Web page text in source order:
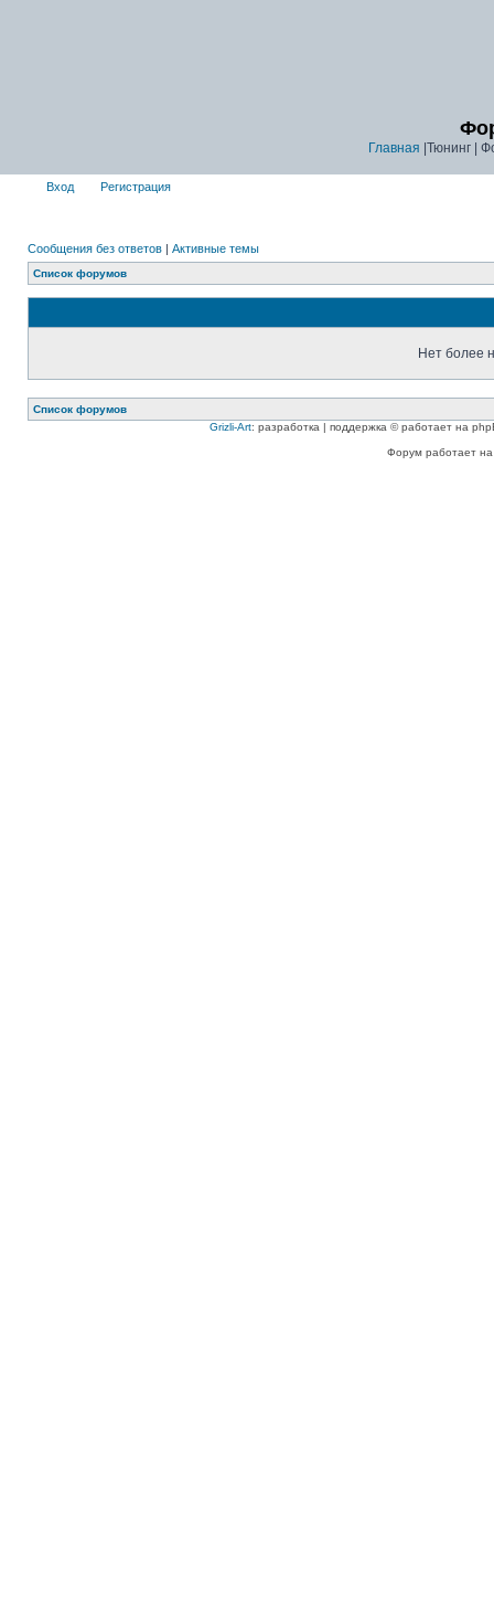
Главная |Тюнинг |
Вход Регистрация
Сообщения без ответов | Активные темы
Список форумов
Нет более
Список форумов
Grizli-Art: разработка | поддержка © работает на
Форум работает